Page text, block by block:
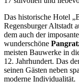
Das historische Hotel
Regensburger Altstadt
dem auch der
wunderschöne
meisten Bauwerke in
12. Jahrhundert. Das
seinen Gästen neben
moderne Individualität.